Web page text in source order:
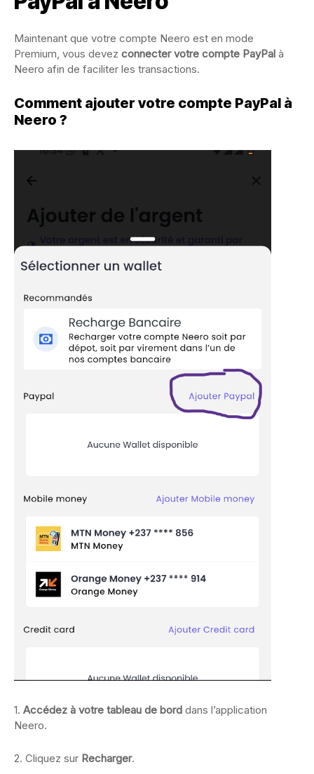
Maintenant que votre compte Neero est en mode
Premium, vous devez connecter votre compte PayPal à
Neero afin de faciliter les transactions.
Comment ajouter votre compte PayPal à
Neero ?
1. Accédez à votre tableau de bord dans l’application
Neero.
2. Cliquez sur Recharger.